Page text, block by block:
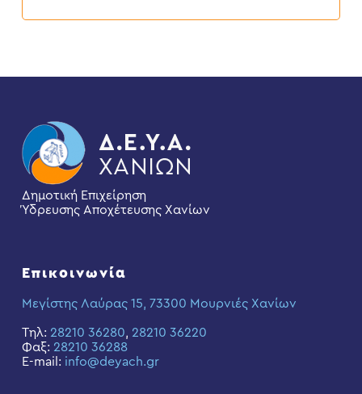
2026
Δημοτική Επιχείρηση
Ύδρευσης Αποχέτευσης Χανίων
Επικοινωνία
Μεγίστης Λαύρας 15, 73300 Μουρνιές Χανίων
Τηλ: 28210 36280, 28210 36220
Φαξ: 28210 36288
E-mail: info@deyach.gr